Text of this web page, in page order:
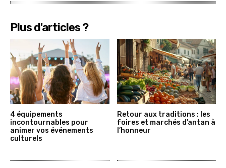
Plus d'articles ?
4 équipements
incontournables pour
animer vos événements
culturels
Retour aux traditions : les
foires et marchés d’antan à
l’honneur